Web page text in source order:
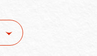
#aerospace